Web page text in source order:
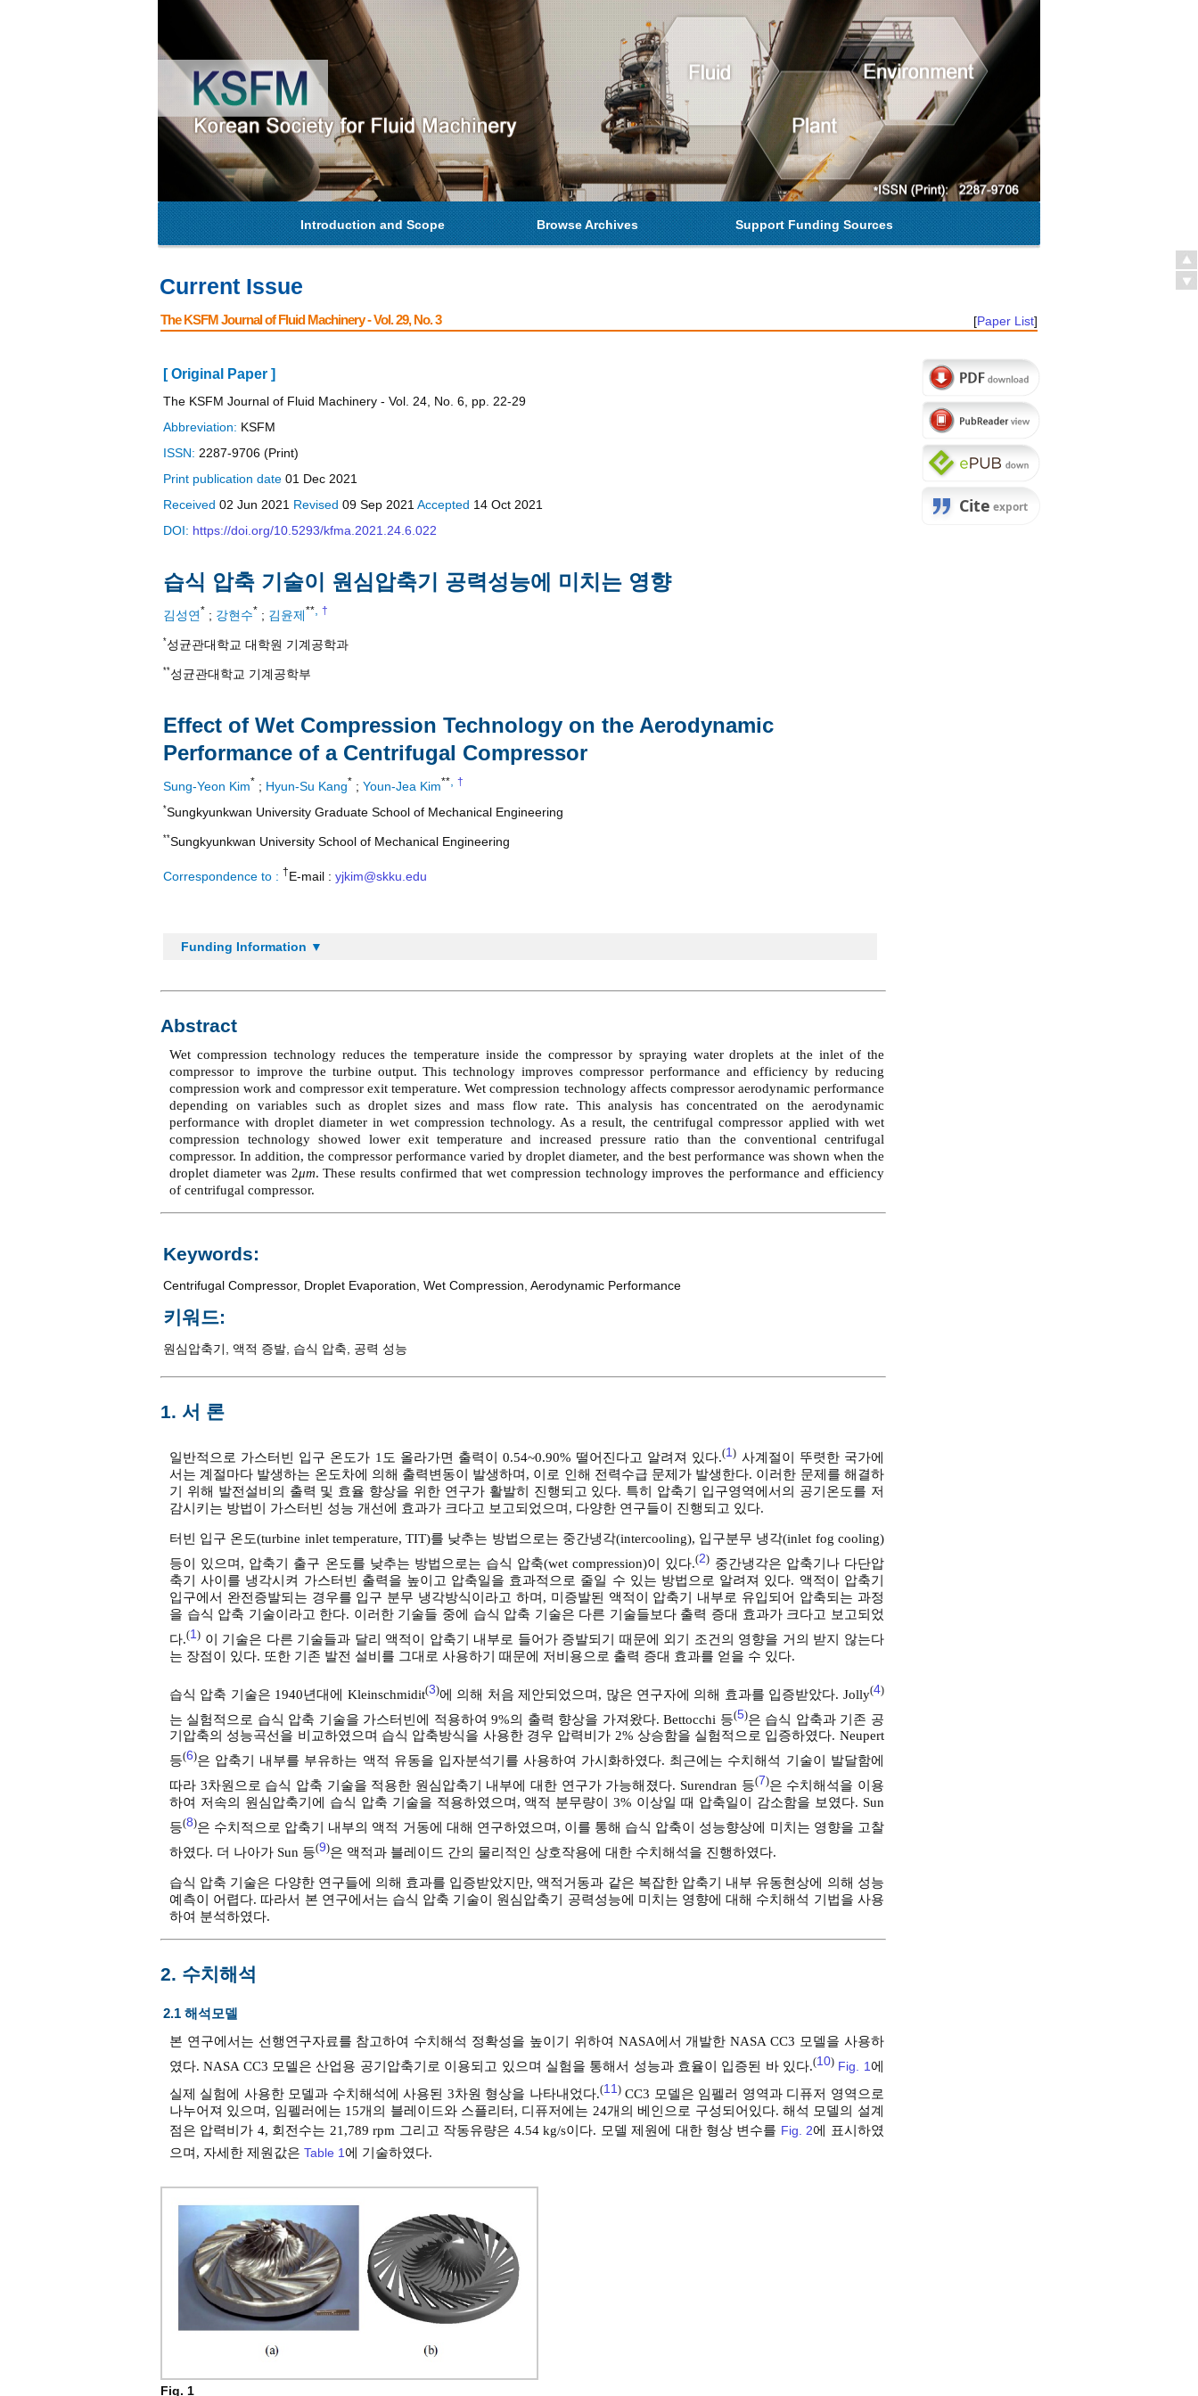
Introduction and Scope Browse Archives Support Funding Sources
Current Issue
The KSFM Journal of Fluid Machinery - Vol. 29, No. 3 [Paper List]
[ Original Paper ]
The KSFM Journal of Fluid Machinery - Vol. 24, No. 6, pp. 22-29
Abbreviation: KSFM
ISSN: 2287-9706 (Print)
Print publication date 01 Dec 2021
Received 02 Jun 2021 Revised 09 Sep 2021 Accepted 14 Oct 2021
DOI: https://doi.org/10.5293/kfma.2021.24.6.022
습식 압축 기술이 원심압축기 공력성능에 미치는 영향
김성연* ; 강현수* ; 김윤제** †
*성균관대학교 대학원 기계공학과
**성균관대학교 기계공학부
Effect of Wet Compression Technology on the Aerodynamic
Performance of a Centrifugal Compressor
Sung-Yeon Kim* ; Hyun-Su Kang* ; Youn-Jea Kim** †
*Sungkyunkwan University Graduate School of Mechanical Engineering
**Sungkyunkwan University School of Mechanical Engineering
Correspondence to : †E-mail : yjkim@skku.edu
Funding Information ▼
Abstract
Wet compression technology reduces the temperature inside the compressor by spraying water droplets at the inlet of the
compressor to improve the turbine output. This technology improves compressor performance and efficiency by reducing
compression work and compressor exit temperature. Wet compression technology affects compressor aerodynamic performance
depending on variables such as droplet sizes and mass flow rate. This analysis has concentrated on the aerodynamic
performance with droplet diameter in wet compression technology. As a result, the centrifugal compressor applied with wet
compression technology showed lower exit temperature and increased pressure ratio than the conventional centrifugal
compressor. In addition, the compressor performance varied by droplet diameter, and the best performance was shown when the
droplet diameter was 2μm. These results confirmed that wet compression technology improves the performance and efficiency
of centrifugal compressor.
Keywords:
Centrifugal Compressor, Droplet Evaporation Wet Compression Aerodynamic Performance
키워드:
원심압축기 액적 증발 습식 압축 공력 성능
1. 서 론
일반적으로 가스터빈 입구 온도가 1도 올라가면 출력이 0.54~0.90% 떨어진다고 알려져 있다.(1) 사계절이 뚜렷한 국가에
서는 계절마다 발생하는 온도차에 의해 출력변동이 발생하며, 이로 인해 전력수급 문제가 발생한다. 이러한 문제를 해결하
기 위해 발전설비의 출력 및 효율 향상을 위한 연구가 활발히 진행되고 있다. 특히 압축기 입구영역에서의 공기온도를 저
감시키는 방법이 가스터빈 성능 개선에 효과가 크다고 보고되었으며, 다양한 연구들이 진행되고 있다.
터빈 입구 온도(turbine inlet temperature, TIT)를 낮추는 방법으로는 중간냉각(intercooling), 입구분무 냉각(inlet fog cooling)
등이 있으며, 압축기 출구 온도를 낮추는 방법으로는 습식 압축(wet compression)이 있다.(2) 중간냉각은 압축기나 다단압
축기 사이를 냉각시켜 가스터빈 출력을 높이고 압축일을 효과적으로 줄일 수 있는 방법으로 알려져 있다. 액적이 압축기
입구에서 완전증발되는 경우를 입구 분무 냉각방식이라고 하며, 미증발된 액적이 압축기 내부로 유입되어 압축되는 과정
을 습식 압축 기술이라고 한다. 이러한 기술들 중에 습식 압축 기술은 다른 기술들보다 출력 증대 효과가 크다고 보고되었
다.(1 ) 이 기술은 다른 기술들과 달리 액적이 압축기 내부로 들어가 증발되기 때문에 외기 조건의 영향을 거의 받지 않는다
는 장점이 있다. 또한 기존 발전 설비를 그대로 사용하기 때문에 저비용으로 출력 증대 효과를 얻을 수 있다.
습식 압축 기술은 1940년대에 Kleinschmidit(3)에 의해 처음 제안되었으며, 많은 연구자에 의해 효과를 입증받았다. Jolly(4)
는 실험적으로 습식 압축 기술을 가스터빈에 적용하여 9%의 출력 향상을 가져왔다. Bettocchi 등(5)은 습식 압축과 기존 공
기압축의 성능곡선을 비교하였으며 습식 압축방식을 사용한 경우 압력비가 2% 상승함을 실험적으로 입증하였다. Neupert
등(6)은 압축기 내부를 부유하는 액적 유동을 입자분석기를 사용하여 가시화하였다. 최근에는 수치해석 기술이 발달함에
따라 3차원으로 습식 압축 기술을 적용한 원심압축기 내부에 대한 연구가 가능해졌다. Surendran 등(7)은 수치해석을 이용
하여 저속의 원심압축기에 습식 압축 기술을 적용하였으며, 액적 분무량이 3% 이상일 때 압축일이 감소함을 보였다. Sun
등(8)은 수치적으로 압축기 내부의 액적 거동에 대해 연구하였으며, 이를 통해 습식 압축이 성능향상에 미치는 영향을 고찰
하였다. 더 나아가 Sun 등(9)은 액적과 블레이드 간의 물리적인 상호작용에 대한 수치해석을 진행하였다.
습식 압축 기술은 다양한 연구들에 의해 효과를 입증받았지만, 액적거동과 같은 복잡한 압축기 내부 유동현상에 의해 성능
예측이 어렵다. 따라서 본 연구에서는 습식 압축 기술이 원심압축기 공력성능에 미치는 영향에 대해 수치해석 기법을 사용
하여 분석하였다.
2. 수치해석
2.1 해석모델
본 연구에서는 선행연구자료를 참고하여 수치해석 정확성을 높이기 위하여 NASA에서 개발한 NASA CC3 모델을 사용하
였다. NASA CC3 모델은 산업용 공기압축기로 이용되고 있으며 실험을 통해서 성능과 효율이 입증된 바 있다.(10) Fig. 1에
실제 실험에 사용한 모델과 수치해석에 사용된 3차원 형상을 나타내었다.(11 )CC3 모델은 임펠러 영역과 디퓨저 영역으로
나누어져 있으며, 임펠러에는 15개의 블레이드와 스플리터, 디퓨저에는 24개의 베인으로 구성되어있다. 해석 모델의 설계
점은 압력비가 4, 회전수는 21,789 rpm 그리고 작동유량은 4.54 kg/s이다. 모델 제원에 대한 형상 변수를 Fig. 2에 표시하였
으며, 자세한 제원값은 Table 1에 기술하였다.
Fig. 1